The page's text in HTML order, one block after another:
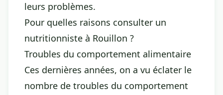
leurs problèmes.
Pour quelles raisons consulter un
nutritionniste à Rouillon ?
Troubles du comportement alimentaire
Ces dernières années, on a vu éclater le
nombre de troubles du comportement